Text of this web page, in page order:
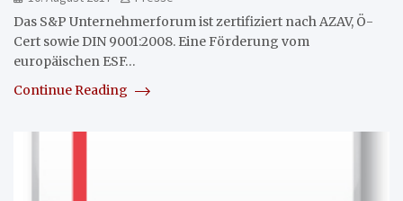
Das S&P Unternehmerforum ist zertifiziert nach AZAV, Ö-
Cert sowie DIN 9001:2008. Eine Förderung vom
europäischen ESF…
Continue Reading